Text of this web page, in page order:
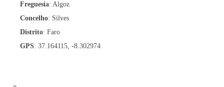
Freguesia: Algoz
Concelho: Silves
Distrito: Faro
GPS: 37.164115, -8.302974